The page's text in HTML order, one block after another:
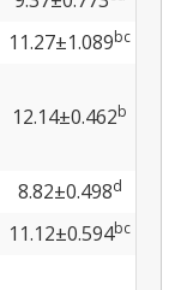
11.27±1.089bc
12.14±0.462b
8.82±0.498d
11.12±0.594bc